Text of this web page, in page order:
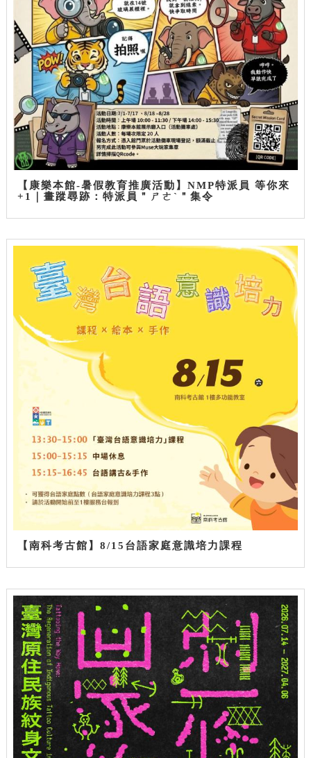
【康樂本館-暑假教育推廣活動】NMP特派員 等你來
+1｜畫蹤尋跡：特派員＂ㄕㄜˋ＂集令
【南科考古館】8/15台語家庭意識培力課程